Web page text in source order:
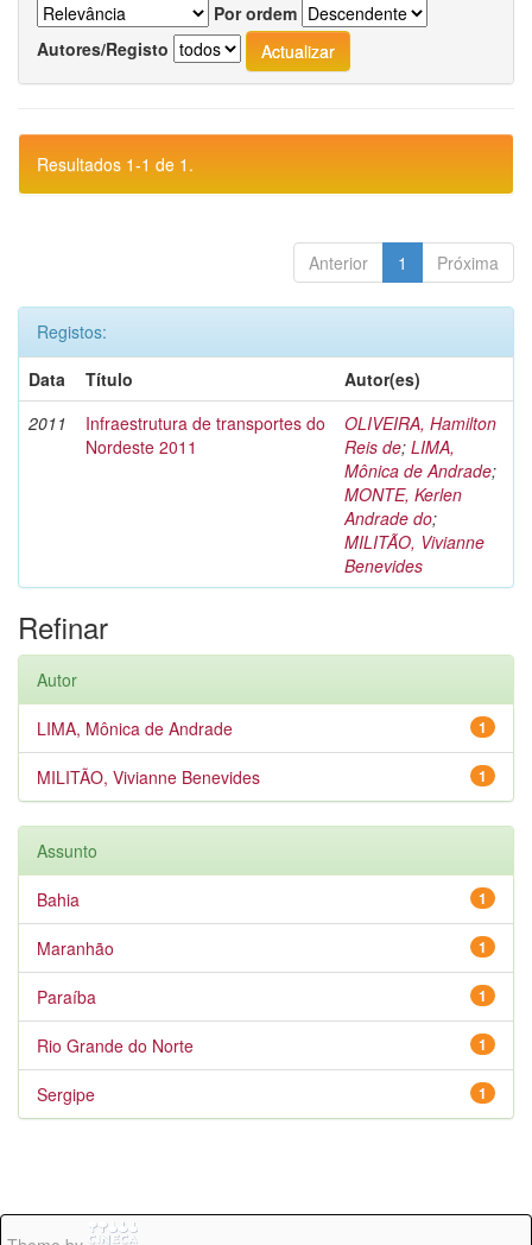
Por ordem
Autores/Registo
Resultados 1-1 de 1.
Anterior 1 Próxima
Registos:
Data
Título
Autor(es)
2011
Infraestrutura de transportes do
Nordeste 2011
OLIVEIRA, Hamilton
Reis de; LIMA,
Mônica de Andrade;
MONTE, Kerlen
Andrade do;
MILITÃO, Vivianne
Benevides
Refinar
Autor
1
LIMA, Mônica de Andrade
1
MILITÃO, Vivianne Benevides
Assunto
1
Bahia
1
Maranhão
1
Paraíba
1
Rio Grande do Norte
1
Sergipe